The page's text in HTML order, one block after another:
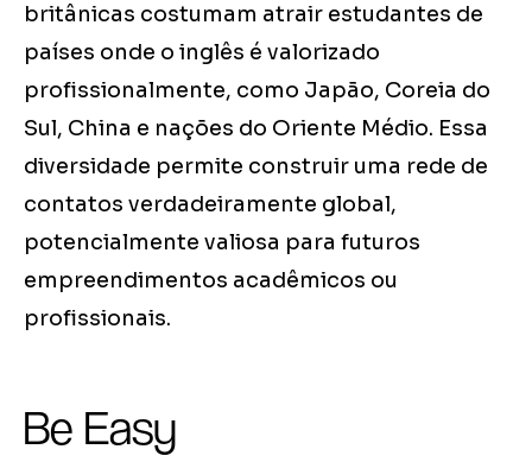
britânicas costumam atrair estudantes de
países onde o inglês é valorizado
profissionalmente, como Japão, Coreia do
Sul, China e nações do Oriente Médio. Essa
diversidade permite construir uma rede de
contatos verdadeiramente global,
potencialmente valiosa para futuros
empreendimentos acadêmicos ou
profissionais.
Be Easy